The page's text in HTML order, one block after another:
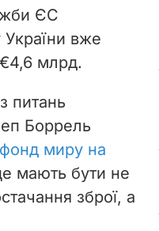
ЄС
вже
€4,6 млрд.
питань
Боррель
миру на
мають бути не
зброї, а